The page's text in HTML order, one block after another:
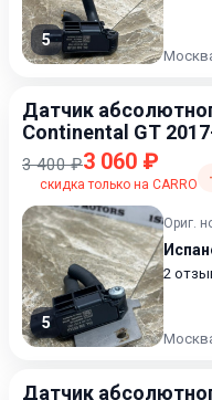
5
Датчик
Continental GT
3 400 ₽3 060 ₽
скидка только на CARRO
5
Ориг.
2
Датчик